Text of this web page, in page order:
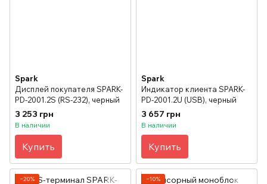
Spark
Дисплей покупателя SPARK-
PD-2001.2S (RS-232), черный
3 253 грн
В наличии
Купить
Spark
Индикатор клиента SPARK-
PD-2001.2U (USB), черный
3 657 грн
В наличии
Купить
−20% −10%